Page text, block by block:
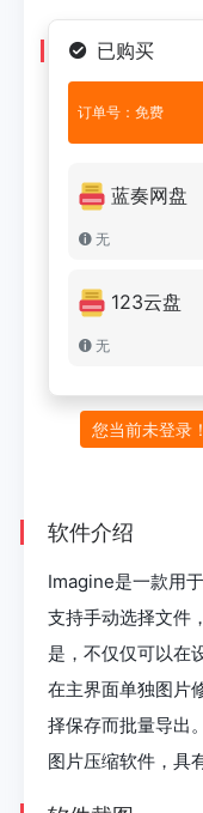
已购买
订单号：免费
蓝奏网盘
无
123云盘
无
您当前未登录
软件介绍
Imagine是一款用
支持手动选择文件
是，不仅仅可以在
在主界面单独图片
择保存而批量导出
图片压缩软件，具